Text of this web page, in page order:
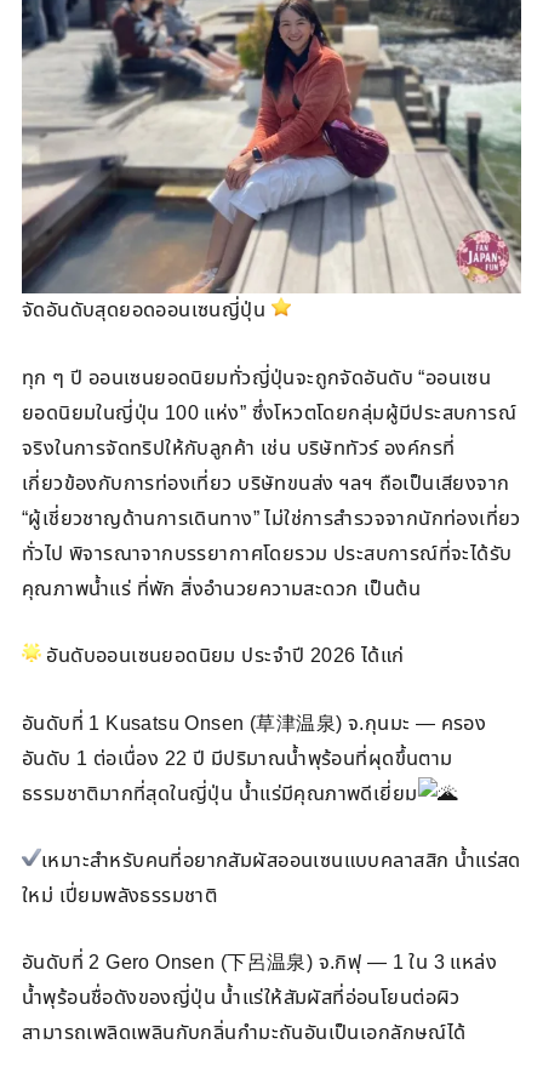
จัดอันดับสุดยอดออนเซนญี่ปุ่น
ทุก ๆ ปี ออนเซนยอดนิยมทั่วญี่ปุ่นจะถูกจัดอันดับ “ออนเซน
ยอดนิยมในญี่ปุ่น 100 แห่ง” ซึ่งโหวตโดยกลุ่มผู้มีประสบการณ์
จริงในการจัดทริปให้กับลูกค้า เช่น บริษัททัวร์ องค์กรที่
เกี่ยวข้องกับการท่องเที่ยว บริษัทขนส่ง ฯลฯ ถือเป็นเสียงจาก
“ผู้เชี่ยวชาญด้านการเดินทาง” ไม่ใช่การสำรวจจากนักท่องเที่ยว
ทั่วไป พิจารณาจากบรรยากาศโดยรวม ประสบการณ์ที่จะได้รับ
คุณภาพน้ำแร่ ที่พัก สิ่งอำนวยความสะดวก เป็นต้น
อันดับออนเซนยอดนิยม ประจำปี 2026 ได้แก่
อันดับที่ 1 Kusatsu Onsen (草津温泉) จ.กุนมะ — ครอง
อันดับ 1 ต่อเนื่อง 22 ปี มีปริมาณน้ำพุร้อนที่ผุดขึ้นตาม
ธรรมชาติมากที่สุดในญี่ปุ่น น้ำแร่มีคุณภาพดีเยี่ยม
เหมาะสำหรับคนที่อยากสัมผัสออนเซนแบบคลาสสิก น้ำแร่สด
ใหม่ เปี่ยมพลังธรรมชาติ
อันดับที่ 2 Gero Onsen (下呂温泉) จ.กิฟุ — 1 ใน 3 แหล่ง
น้ำพุร้อนชื่อดังของญี่ปุ่น น้ำแร่ให้สัมผัสที่อ่อนโยนต่อผิว
สามารถเพลิดเพลินกับกลิ่นกำมะถันอันเป็นเอกลักษณ์ได้